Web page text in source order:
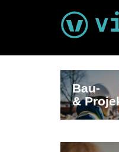
Bau-
&